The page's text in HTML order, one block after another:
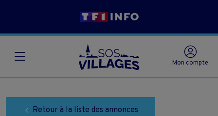
Mon compte
Retour à la liste des annonces